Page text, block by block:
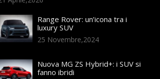
Range Rover: un’icona tra i
luxury SUV
25 Novembre,2024
Nuova MG ZS Hybrid+: i SUV si
fanno ibridi